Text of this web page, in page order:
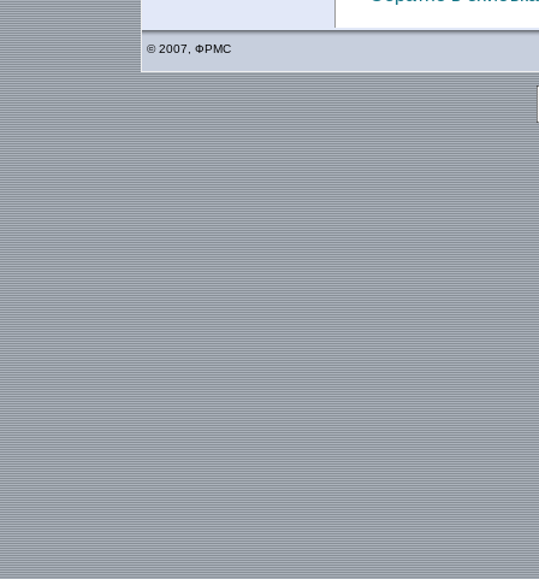
© 2007, ФРМС